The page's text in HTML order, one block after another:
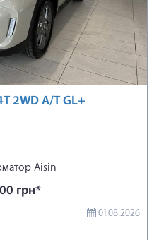
2WD A/T GL+
Aisin
грн*
01.08.2026